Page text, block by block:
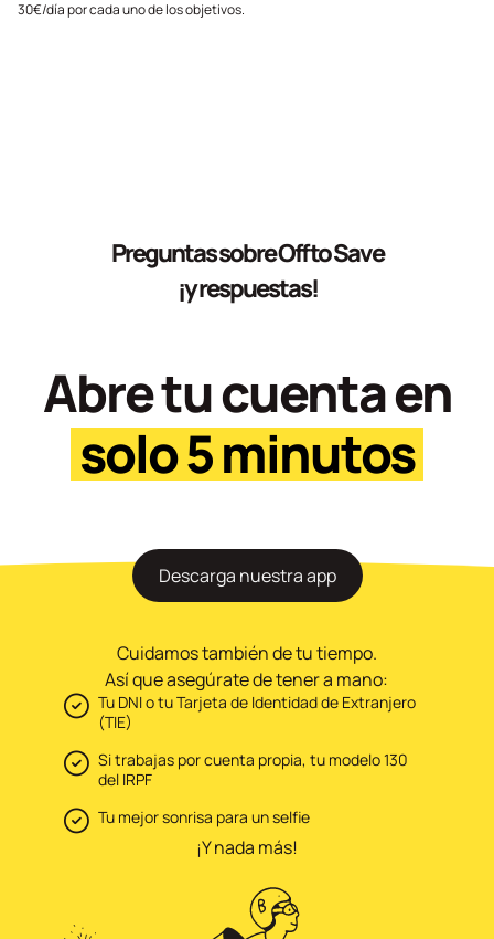
30€/día por cada uno de los objetivos.
Preguntas sobre Off to Save
¡y respuestas!
Abre tu cuenta en
solo 5 minutos
Descarga nuestra app
Cuidamos también de tu tiempo.
Así que asegúrate de tener a mano:
Tu DNI o tu Tarjeta de Identidad de Extranjero
(TIE)
Si trabajas por cuenta propia, tu modelo 130
del IRPF
Tu mejor sonrisa para un selfie
¡Y nada más!